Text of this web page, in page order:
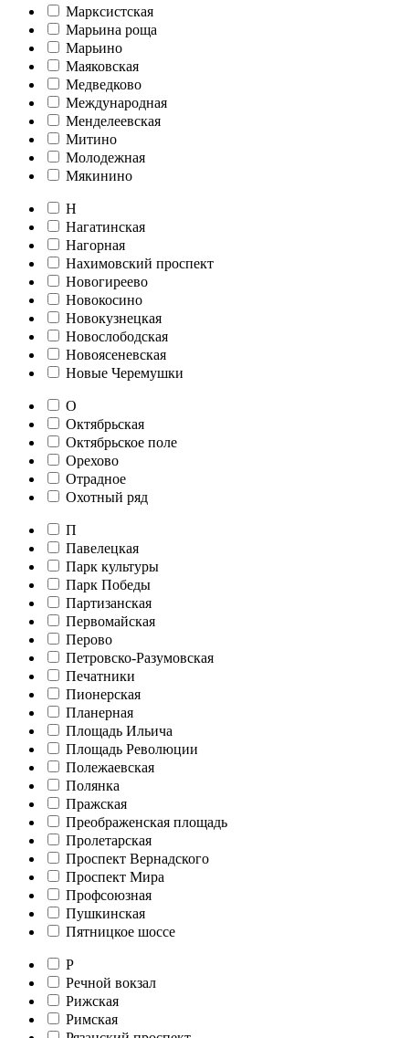
Марксистская
Марьина роща
Марьино
Маяковская
Медведково
Международная
Менделеевская
Митино
Молодежная
Мякинино
Н
Нагатинская
Нагорная
Нахимовский проспект
Новогиреево
Новокосино
Новокузнецкая
Новослободская
Новоясеневская
Новые Черемушки
О
Октябрьская
Октябрьское поле
Орехово
Отрадное
Охотный ряд
П
Павелецкая
Парк культуры
Парк Победы
Партизанская
Первомайская
Перово
Петровско-Разумовская
Печатники
Пионерская
Планерная
Площадь Ильича
Площадь Революции
Полежаевская
Полянка
Пражская
Преображенская площадь
Пролетарская
Проспект Вернадского
Проспект Мира
Профсоюзная
Пушкинская
Пятницкое шоссе
Р
Речной вокзал
Рижская
Римская